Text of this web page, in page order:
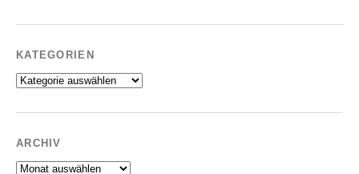
KATEGORIEN
Kategorien
ARCHIV
Archiv